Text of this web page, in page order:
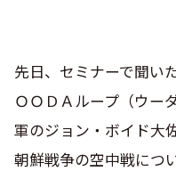
先日、セミナーで聞い
ＯＯＤＡループ（ウー
軍のジョン・ボイド大
朝鮮戦争の空中戦につ